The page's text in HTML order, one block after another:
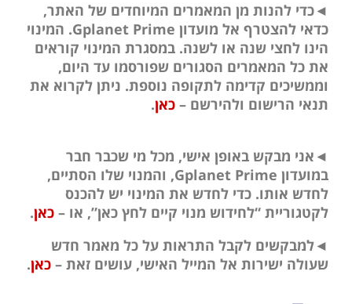
◄כדי להנות מן המאמרים המיוחדים של האתר,
כדאי להצטרף אל מועדון Gplanet Prime. המינוי
הינו לחצי שנה או לשנה. במסגרת המינוי קוראים
את כל המאמרים הסגורים שפורסמו עד היום,
וממשיכים קדימה לתקופה נוספת. ניתן לקרוא את
תנאי הרישום ולהירשם – כאן.
◄אני מבקש באופן אישי, מכל מי שכבר חבר
במועדון Gplanet Prime, והמנוי שלו הסתיים,
לחדש אותו. כדי לחדש את המינוי יש להכנס
לקטגוריית “לחידוש מנוי קיים לחץ כאן”, או – כאן.
◄למבקשים לקבל התראות על כל מאמר חדש
שעולה ישירות אל המייל האישי, עושים זאת – כאן.